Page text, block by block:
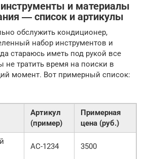
и материалы
― список и артикулы
обслужить кондиционер,
набор инструментов и
стараюсь иметь под рукой все
не тратить время на поиски в
момент. Вот примерный список:
Артикул
(пример)
Примерная
цена (руб.)
AC-1234 3500